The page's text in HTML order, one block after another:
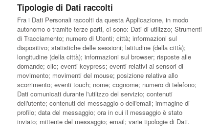
Tipologie di Dati raccolti
Fra i Dati Personali raccolti da questa Applicazione, in modo
autonomo o tramite terze parti, ci sono: Dati di utilizzo; Strumenti
di Tracciamento; numero di Utenti; città; informazioni sul
dispositivo; statistiche delle sessioni; latitudine (della città);
longitudine (della città); informazioni sul browser; risposte alle
domande; clic; eventi keypress; eventi relativi ai sensori di
movimento; movimenti del mouse; posizione relativa allo
scorrimento; eventi touch; nome; cognome; numero di telefono;
Dati comunicati durante l'utilizzo del servizio; contenuti
dell'utente; contenuti del messaggio o dell'email; immagine di
profilo; data del messaggio; ora in cui il messaggio è stato
inviato; mittente del messaggio; email; varie tipologie di Dati.